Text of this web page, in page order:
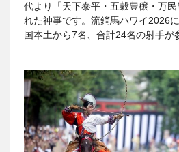
代より「天下泰平・五穀豊穣・万
れた神事です。流鏑馬ハワイ2026
国本土から7名、合計24名の射手が